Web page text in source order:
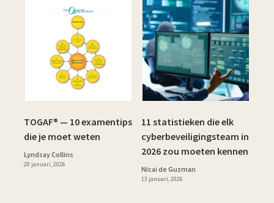
TOGAF® — 10 examentips
die je moet weten
Lyndsay Collins
20 januari, 2026
11 statistieken die elk
cyberbeveiligingsteam in
2026 zou moeten kennen
Nicai de Guzman
13 januari, 2026